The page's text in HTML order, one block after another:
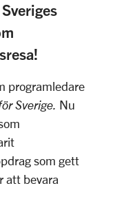
programledare
Sverige. Nu
som gett
att bevara